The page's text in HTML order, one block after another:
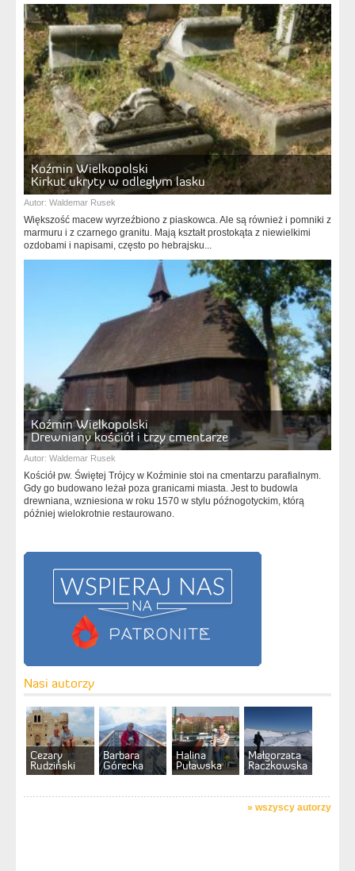
Koźmin Wielkopolski
Kirkut ukryty w odległym lasku
Autor: Waldemar Rusek
Większość macew wyrzeźbiono z piaskowca. Ale są również i pomniki z
marmuru i z czarnego granitu. Mają kształt prostokąta z niewielkimi
ozdobami i napisami, często po hebrajsku...
Koźmin Wielkopolski
Drewniany kościół i trzy cmentarze
Autor: Waldemar Rusek
Kościół pw. Świętej Trójcy w Koźminie stoi na cmentarzu parafialnym.
Gdy go budowano leżał poza granicami miasta. Jest to budowla
drewniana, wzniesiona w roku 1570 w stylu późnogotyckim, którą
później wielokrotnie restaurowano.
Nasi autorzy
Cezary
Rudziński
Barbara
Górecka
Halina
Puławska
Małgorzata
Raczkowska
» wszyscy autorzy